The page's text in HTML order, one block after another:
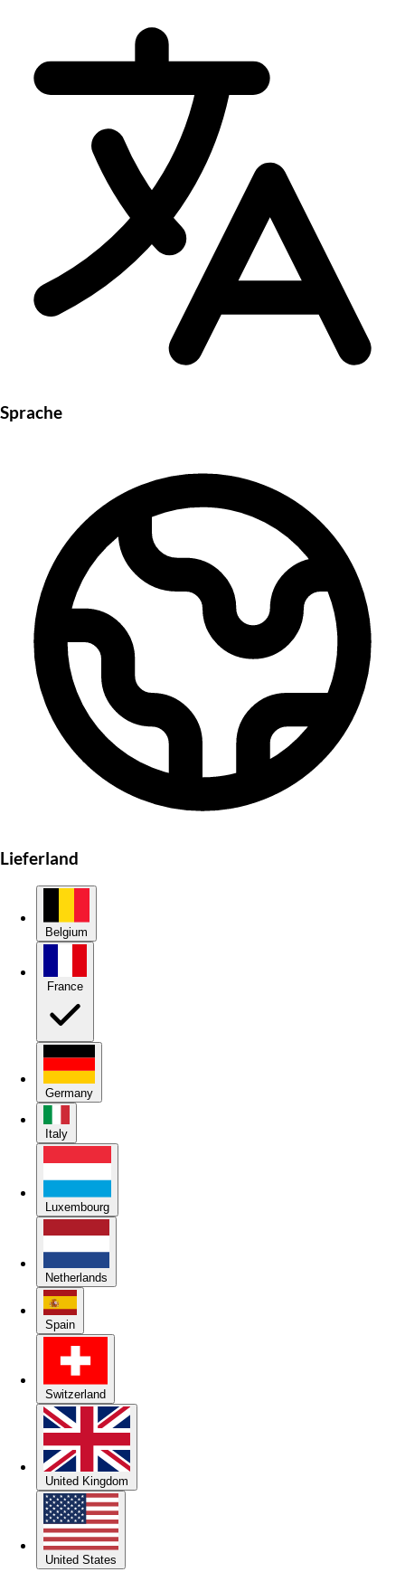
Sprache
Lieferland
Belgium
Germany
Italy
Luxembourg
Netherlands
Spain
Switzerland
United Kingdom
United States